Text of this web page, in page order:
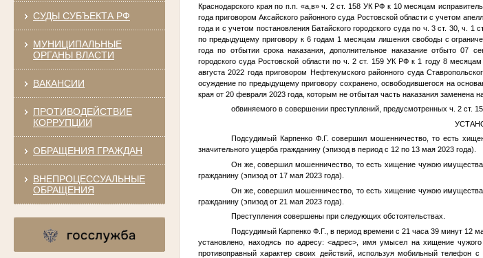
СУДЫ СУБЪЕКТА РФ
МУНИЦИПАЛЬНЫЕ
ОРГАНЫ ВЛАСТИ
ВАКАНСИИ
ПРОТИВОДЕЙСТВИЕ
КОРРУПЦИИ
ОБРАЩЕНИЯ ГРАЖДАН
ВНЕПРОЦЕССУАЛЬНЫЕ
ОБРАЩЕНИЯ
Краснодарского края по п.п. «а,в» ч. 2 ст. 158 УК РФ к 10 месяцам
года приговором Аксайского районного суда Ростовской области с учетом
года и с учетом постановления Батайского городского суда по ч. 3 ст. 30, ч.
по предыдущему приговору к 6 годам 1 месяцам лишения свободы с
года по отбытии срока наказания, дополнительное наказание отбыто 07
городского суда Ростовской области по ч. 2 ст. 159 УК РФ к 1 году 8
августа 2022 года приговором Нефтекумского районного суда
осуждение по предыдущему приговору сохранено, освободившегося на
края от 20 февраля 2023 года, которым не отбытая часть наказания заменена
обвиняемого в совершении преступлений, предусмотренных ч. 2 ст.
Подсудимый Карпенко Ф.Г. совершил мошенничество, то есть
значительного ущерба гражданину (эпизод в период с 12 по 13 мая 2023 года).
Он же, совершил мошенничество, то есть хищение чужою
гражданину (эпизод от 17 мая 2023 года).
Он же, совершил мошенничество, то есть хищение чужою
гражданину (эпизод от 21 мая 2023 года).
Преступления совершены при следующих обстоятельствах.
ПодсудимыйКарпенко Ф.Г.
, в период времени с 21 часа 39 минут 12
установлено, находясь по адресу:<адрес> , имя умысел на хищение
противоправный характер своих действий, используя мобильный телефон